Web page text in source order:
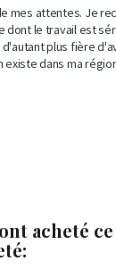
mes attentes. Je
dont le travail est
d'autant plus fière
dans ma
acheté